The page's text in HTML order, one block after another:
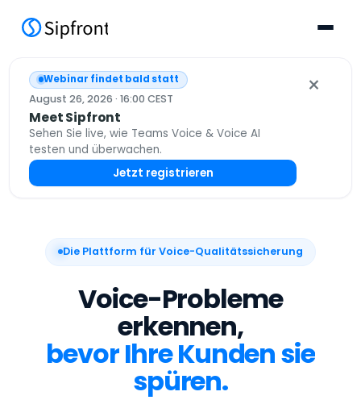
Webinar findet bald statt
August 26, 2026 · 16:00 CEST
Meet Sipfront
Sehen Sie live, wie Teams Voice & Voice AI
testen und überwachen.
Jetzt registrieren
×
Die Plattform für Voice-Qualitätssicherung
Voice-Probleme
erkennen,
bevor Ihre Kunden sie
spüren.